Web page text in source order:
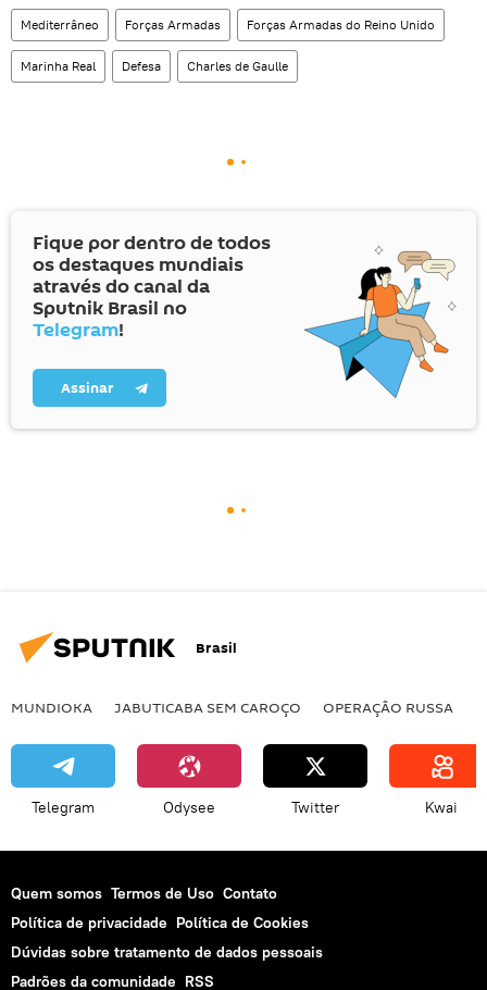
Mediterrâneo Forças Armadas Forças Armadas do Reino Unido
Marinha Real Defesa Charles de Gaulle
Fique por dentro de todos
os destaques mundiais
através do canal da
Sputnik Brasil no
Telegram!
Assinar
Brasil
MUNDIOKA JABUTICABA SEM CAROÇO OPERAÇÃO RUSSA
Telegram Odysee Twitter Kwai
Quem somos Termos de Uso Contato
Política de privacidade Política de Cookies
Dúvidas sobre tratamento de dados pessoais
Padrões da comunidade RSS